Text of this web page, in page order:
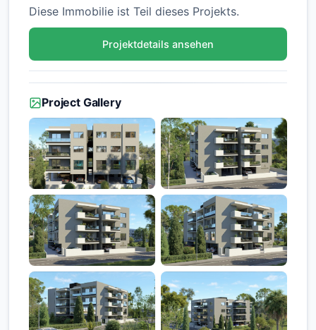
Diese Immobilie ist Teil dieses Projekts.
Projektdetails ansehen
Project Gallery